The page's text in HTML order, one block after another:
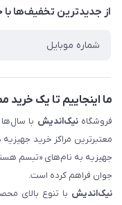
فروش‌اقساطی
از جدید‌ترین تخفیف‌ها با‌
ما اینجاییم تا یک
فروشگاهنیک‌اندیش
معتبرترین مراکز خرید
جهیزیه به نام‌های «تبسم
جوان فراهم کرده است.
نیک‌اندیش با تنوع بالای